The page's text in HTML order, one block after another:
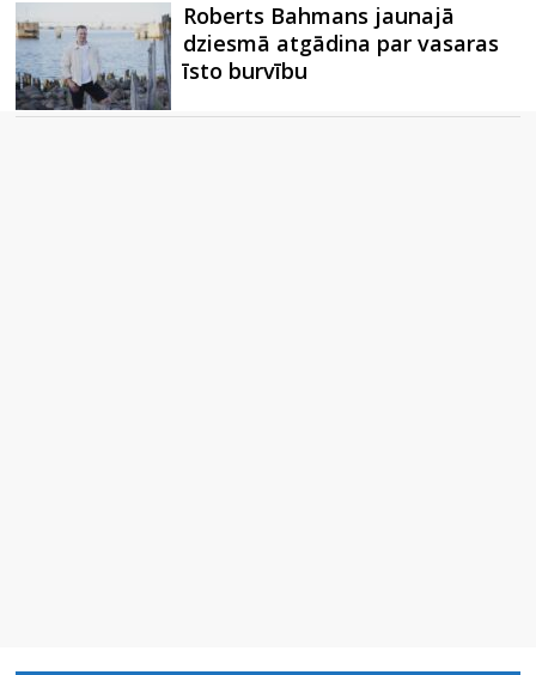
Roberts Bahmans jaunajā
dziesmā atgādina par vasaras
īsto burvību